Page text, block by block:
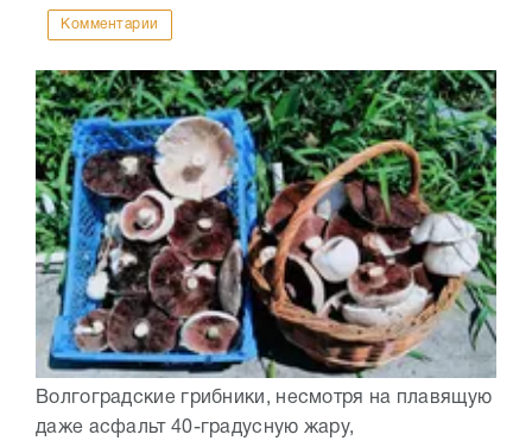
Комментарии
Волгоградские грибники, несмотря на плавящую
даже асфальт 40-градусную жару,